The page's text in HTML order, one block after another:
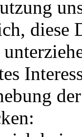
diese